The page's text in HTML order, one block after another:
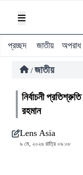
প্রচ্ছদ জাতীয় অপরাধ
/ জাতীয়
নির্বাচনী
রহমান
Lens Asia
৯ মে, ২০২৬ রাত্রি ০৯:০৮